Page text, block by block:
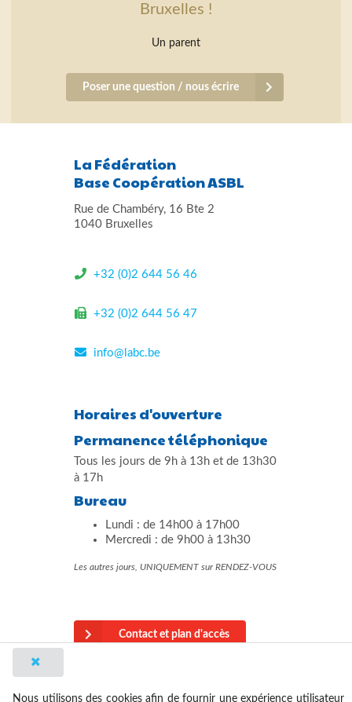
Bruxelles !
Un parent
Poser une question / nous écrire
La Fédération
Base Coopération ASBL
Rue de Chambéry, 16 Bte 2
1040 Bruxelles
+32 (0)2 644 56 46
+32 (0)2 644 56 47
info@labc.be
Horaires d'ouverture
Permanence téléphonique
Tous les jours de 9h à 13h et de 13h30
à 17h
Bureau
Lundi : de 14h00 à 17h00
Mercredi : de 9h00 à 13h30
Les autres jours, UNIQUEMENT sur RENDEZ-VOUS
Contact et plan d'accès
Nous utilisons des cookies afin de fournir une expérience utilisateur